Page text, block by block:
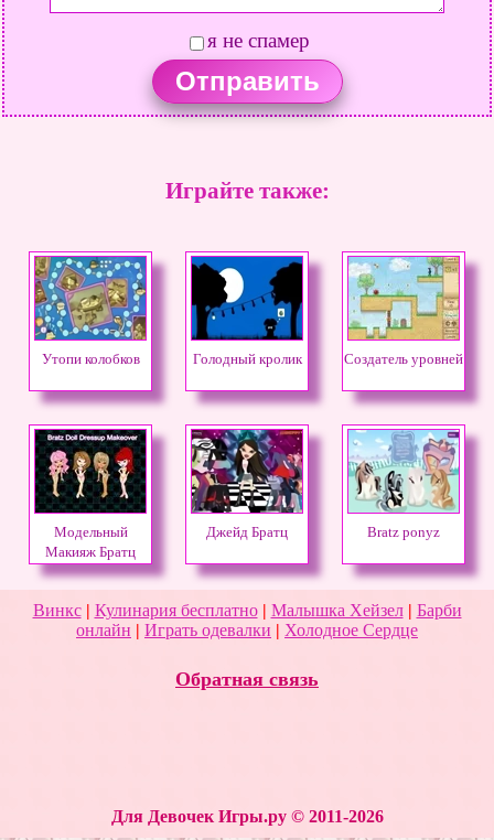
я не спамер
Играйте также:
Утопи колобков Голодный кролик Создатель уровней
Модельный
Макияж Братц
Джейд Братц Bratz ponyz
Винкс| Кулинария бесплатно| Малышка Хейзел| Барби
онлайн | Играть одевалки | Холодное Сердце
Обратная связь
Для Девочек Игры.ру © 2011-2026